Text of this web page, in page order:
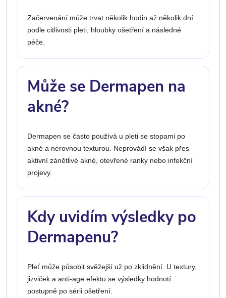
Začervenání může trvat několik hodin až několik dní
podle citlivosti pleti, hloubky ošetření a následné
péče.
Může se Dermapen na
akné?
Dermapen se často používá u pleti se stopami po
akné a nerovnou texturou. Neprovádí se však přes
aktivní zánětlivé akné, otevřené ranky nebo infekční
projevy.
Kdy uvidím výsledky po
Dermapenu?
Pleť může působit svěžejší už po zklidnění. U textury,
jizviček a anti-age efektu se výsledky hodnotí
postupně po sérii ošetření.